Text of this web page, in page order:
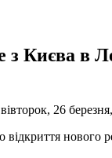
з Києва в
26
нового